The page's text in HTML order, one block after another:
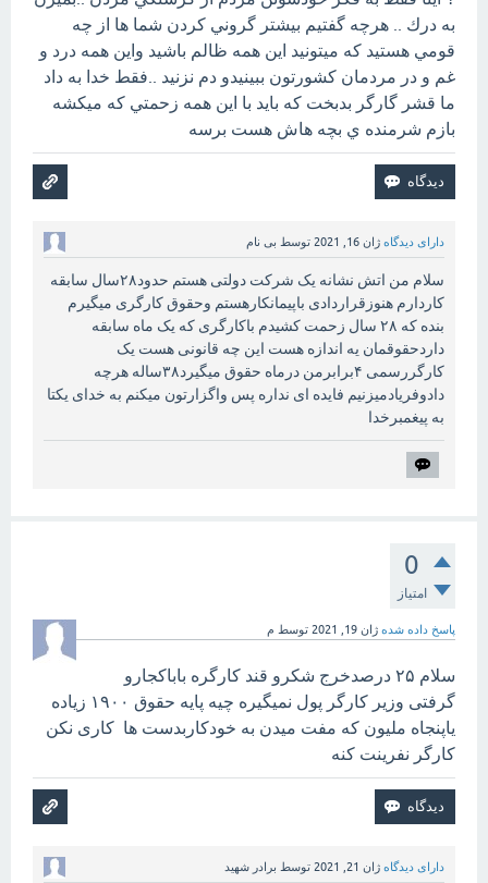
به درك .. هرچه گفتيم بيشتر گروني كردن شما ها از چه
قومي هستيد كه ميتونيد اين همه ظالم باشيد واين همه درد و
غم و در مردمان كشورتون ببينيدو دم نزنيد ..فقط خدا به داد
ما قشر گارگر بدبخت كه بايد با اين همه زحمتي كه ميكشه
بازم شرمنده ي بچه هاش هست برسه
دارای دیدگاه ژان 16, 2021 توسط بی نام
سلام من اتش نشانه یک شرکت دولتی هستم حدود۲۸سال سابقه
کاردارم هنوزقراردادی باپیمانکارهستم وحقوق کارگری میگیرم
بنده که ۲۸ سال زحمت کشیدم باکارگری که یک ماه سابقه
داردحقوقمان یه اندازه هست این چه قانونی هست یک
کارگررسمی ۴برابرمن درماه حقوق میگیرد۳۸ساله هرچه
دادوفریادمیزنیم فایده ای نداره پس واگزارتون میکنم به خدای یکتا
به پیغمبرخدا
0
امتیاز
پاسخ داده شده ژان 19, 2021 توسط م
سلام ۲۵ درصدخرج شکرو قند کارگره باباکجارو
گرفتی وزیر کارگر پول نمیگیره چیه پایه حقوق ۱۹۰۰ زیاده
یاپنجاه ملیون که مفت میدن به خودکاربدست ها کاری نکن
کارگر نفرینت کنه
دارای دیدگاه ژان 21, 2021 توسط برادر شهید